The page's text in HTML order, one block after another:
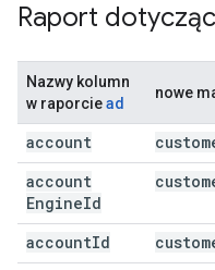
Raport
Nazwy kolumn
w raporciead nowe
account
account
EngineId
accountId